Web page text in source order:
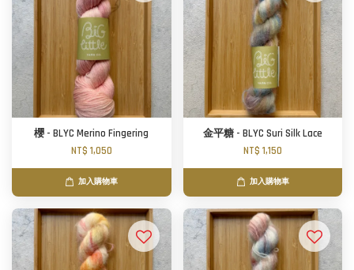
櫻 - BLYC Merino Fingering
NT$ 1,050
加入購物車
金平糖 - BLYC Suri Silk Lace
NT$ 1,150
加入購物車